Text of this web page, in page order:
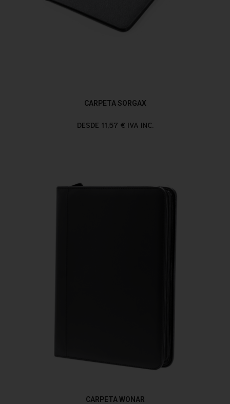
CARPETA SORGAX
DESDE 11,57 € IVA INC.
CARPETA WONAR